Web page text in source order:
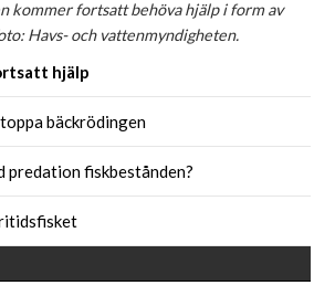
kommer fortsatt behöva hjälp i form av
Havs- och vattenmyndigheten.
hjälp
bäckrödingen
predation fiskbestånden?